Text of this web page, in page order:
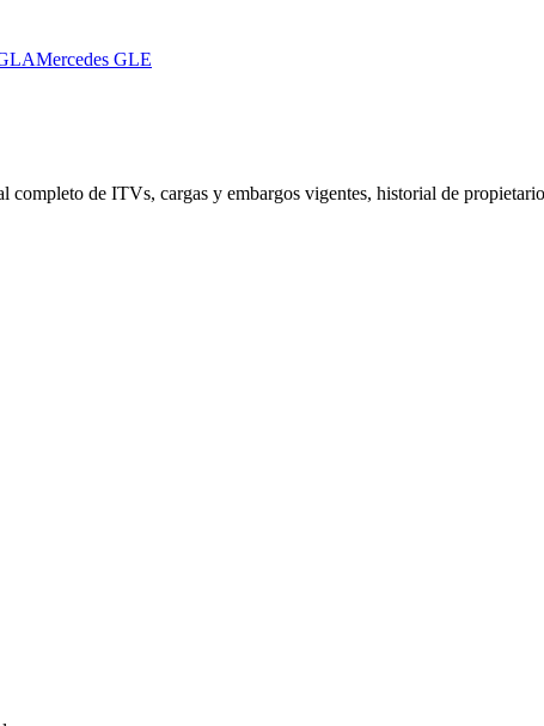
Mercedes GLE
de ITVs, cargas y embargos vigentes, historial de